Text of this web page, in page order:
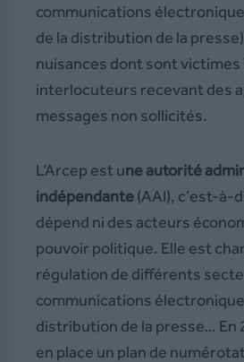
communications
de la distribution de la
nuisances dont sont victimes
interlocuteurs recevant des
messages non sollicités.
L’Arcep est une autorité
indépendante(AAI), c’est-à-
dépend ni des acteurs
pouvoir politique. Elle est
régulation de différents
communications
distribution de la presse… En
en place un plan de